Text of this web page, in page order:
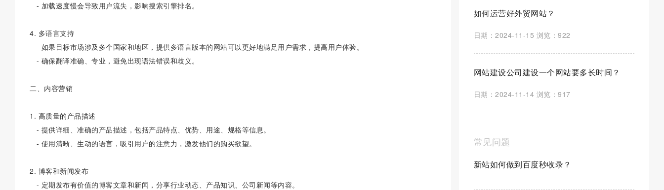
- 加载速度慢会导致用户流失，影响搜索引擎排名。
4. 多语言支持
- 如果目标市场涉及多个国家和地区，提供多语言版本的网站可以更好地满足用户需求，提高用户体验。
- 确保翻译准确、专业，避免出现语法错误和歧义。
二、内容营销
1. 高质量的产品描述
- 提供详细、准确的产品描述，包括产品特点、优势、用途、规格等信息。
- 使用清晰、生动的语言，吸引用户的注意力，激发他们的购买欲望。
2. 博客和新闻发布
- 定期发布有价值的博客文章和新闻，分享行业动态、产品知识、公司新闻等内容。
如何运营好外贸网站？
日期：2024-11-15 浏览：922
网站建设公司建设一个网站要多长时间？
日期：2024-11-14 浏览：917
常见问题
新站如何做到百度秒收录？